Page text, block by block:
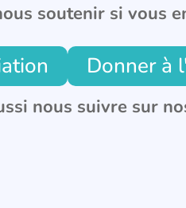
soutenir si vous
Donner à
nous suivre sur